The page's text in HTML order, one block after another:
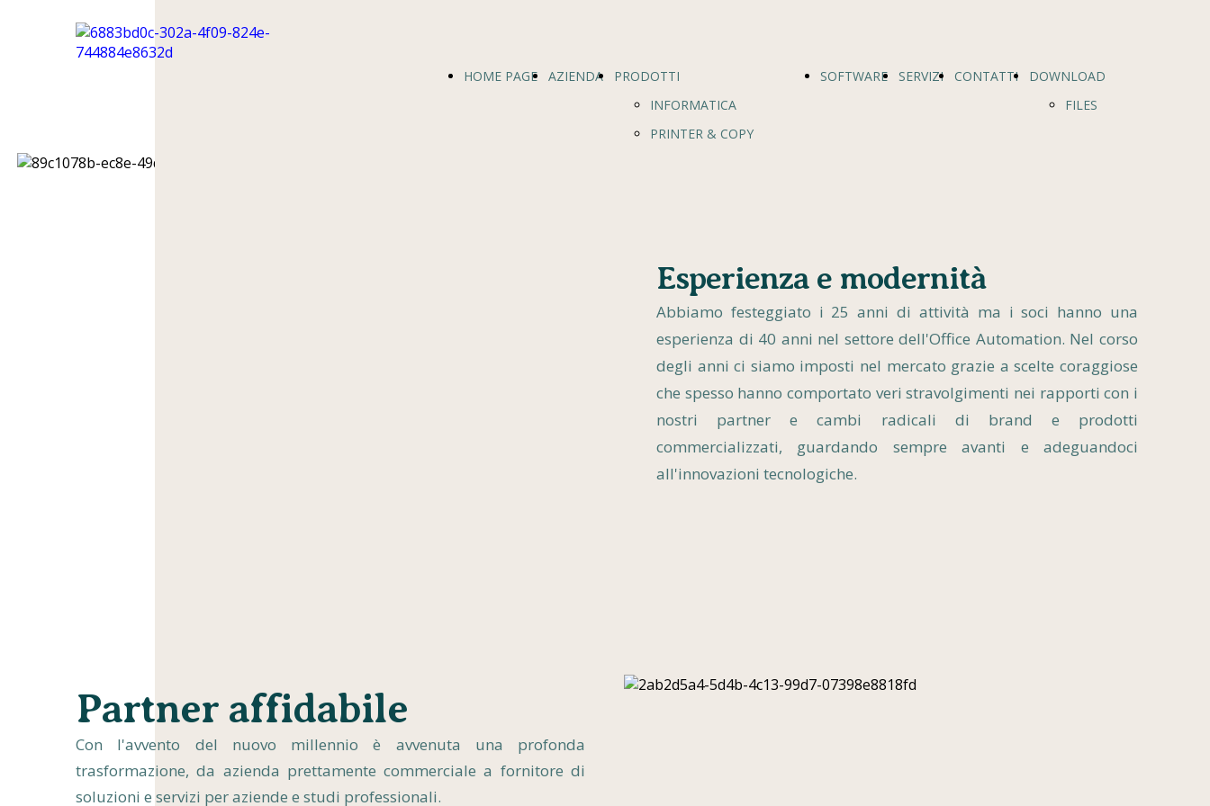
HOME PAGE AZIENDA
PRODOTTI
INFORMATICA
PRINTER & COPY
SOFTWARE SERVIZI CONTATTI
DOWNLOAD
FILES
Esperienza e modernità
Abbiamo festeggiato i 25 anni di attività ma i soci hanno una
esperienza di 40 anni nel settore dell'Office Automation. Nel corso
degli anni ci siamo imposti nel mercato grazie a scelte coraggiose
che spesso hanno comportato veri stravolgimenti nei rapporti con i
nostri partner e cambi radicali di brand e prodotti
commercializzati, guardando sempre avanti e adeguandoci
all'innovazioni tecnologiche.
Partner affidabile
Con l'avvento del nuovo millennio è avvenuta una profonda
trasformazione, da azienda prettamente commerciale a fornitore di
soluzioni e servizi per aziende e studi professionali.